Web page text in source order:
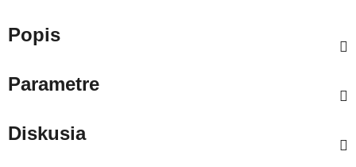
Popis
Parametre
Diskusia